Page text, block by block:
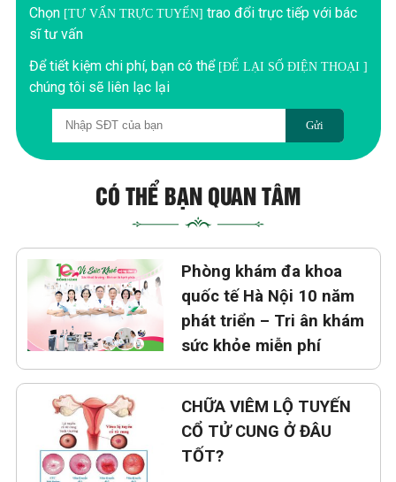
Chọn [TƯ VẤN TRỰC TUYẾN] trao đổi trực tiếp với bác
sĩ tư vấn
Để tiết kiệm chi phí, bạn có thể [ĐỂ LẠI SỐ ĐIỆN THOẠI ]
chúng tôi sẽ liên lạc lại
Gửi
CÓ THỂ BẠN QUAN TÂM
Phòng khám đa khoa
quốc tế Hà Nội 10 năm
phát triển – Tri ân khám
sức khỏe miễn phí
CHỮA VIÊM LỘ TUYẾN
CỔ TỬ CUNG Ở ĐÂU
TỐT?